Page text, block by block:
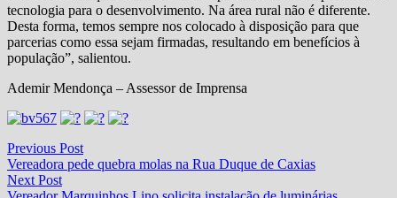
tecnologia para o desenvolvimento. Na área rural não é diferente.
Desta forma, temos sempre nos colocado à disposição para que
parcerias como essa sejam firmadas, resultando em benefícios à
população”, salientou.
Ademir Mendonça – Assessor de Imprensa
Navegação
de
Post
Previous PostPrevious
post:
Vereadora pede quebra molas na Rua Duque de Caxias
Next PostNext
post: